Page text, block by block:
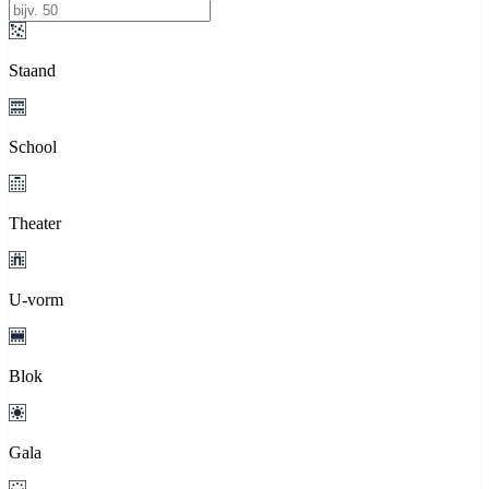
Staand
School
Theater
U-vorm
Blok
Gala